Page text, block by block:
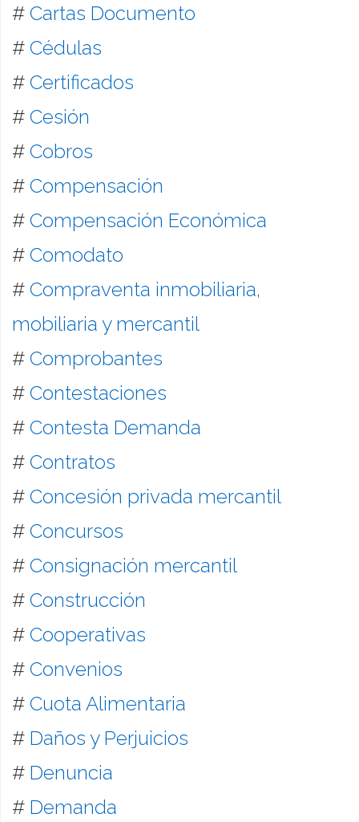
# Cartas Documento
# Cédulas
# Certificados
# Cesión
# Cobros
# Compensación
# Compensación Económica
# Comodato
# Compraventa inmobiliaria,
mobiliaria y mercantil
# Comprobantes
# Contestaciones
# Contesta Demanda
# Contratos
# Concesión privada mercantil
# Concursos
# Consignación mercantil
# Construcción
# Cooperativas
# Convenios
# Cuota Alimentaria
# Daños y Perjuicios
# Denuncia
# Demanda